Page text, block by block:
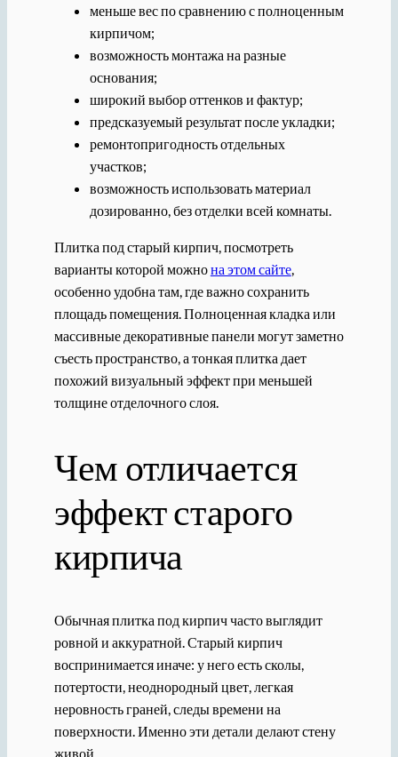
меньше вес по сравнению с полноценным
кирпичом;
возможность монтажа на разные
основания;
широкий выбор оттенков и фактур;
предсказуемый результат после укладки;
ремонтопригодность отдельных
участков;
возможность использовать материал
дозированно, без отделки всей комнаты.
Плитка под старый кирпич, посмотреть
варианты которой можнона этом сайте,
особенно удобна там, где важно сохранить
площадь помещения. Полноценная кладка или
массивные декоративные панели могут заметно
съесть пространство, а тонкая плитка дает
похожий визуальный эффект при меньшей
толщине отделочного слоя.
Чем отличается
эффект старого
кирпича
Обычная плитка под кирпич часто выглядит
ровной и аккуратной. Старый кирпич
воспринимается иначе: у него есть сколы,
потертости, неоднородный цвет, легкая
неровность граней, следы времени на
поверхности. Именно эти детали делают стену
живой.